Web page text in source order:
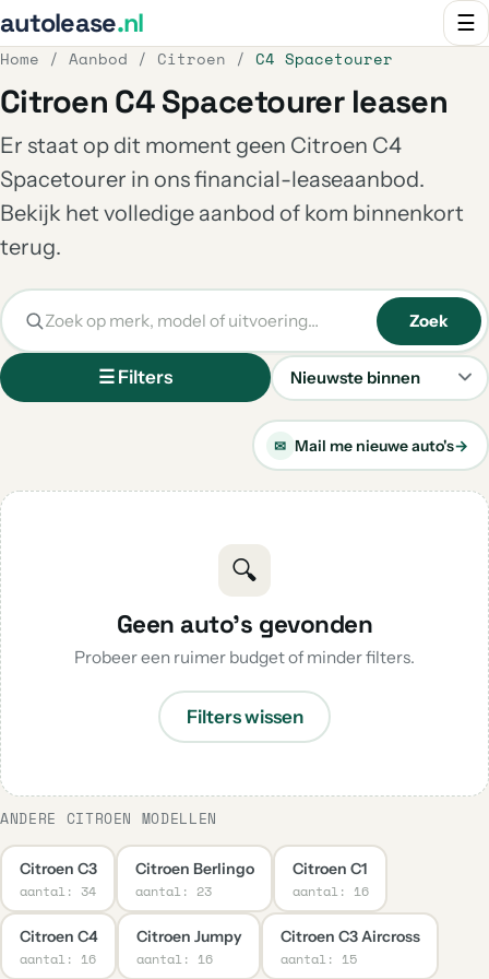
autolease.nl ☰
Home / Aanbod / Citroen / C4 Spacetourer
Citroen C4 Spacetourer leasen
Er staat op dit moment geen Citroen C4
Spacetourer in ons financial-leaseaanbod.
Bekijk het volledige aanbod of kom binnenkort
terug.
☰ Filters
Sorteren
Zoek
✉ Mail me nieuwe auto's→
🔍
Geen auto's gevonden
Probeer een ruimer budget of minder filters.
Filters wissen
ANDERE CITROEN MODELLEN
Citroen C3
aantal: 34
Citroen Berlingo
aantal: 23
Citroen C1
aantal: 16
Citroen C4
aantal: 16
Citroen Jumpy
aantal: 16
Citroen C3 Aircross
aantal: 15